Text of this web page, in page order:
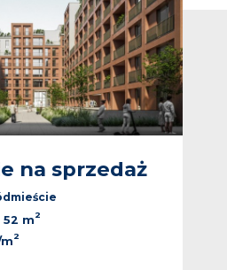
na sprzedaż
52 m2
2